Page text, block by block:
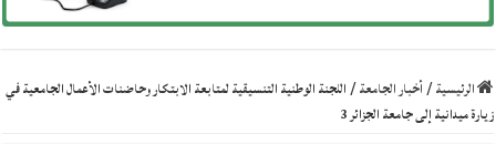
الرئيسية/أخبار الجامعة/اللجنة الوطنية التنسيقية لمتابعة الابتكار وحاضنات الأعمال الجامعية في
زيارة ميدانية إلى جامعة الجزائر 3